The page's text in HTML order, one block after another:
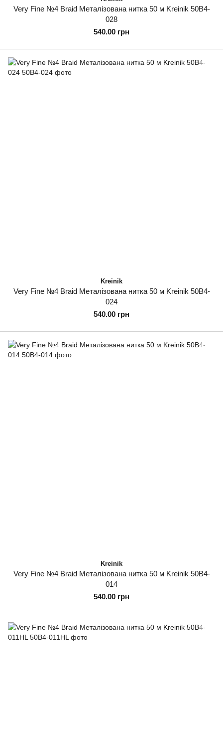
Very Fine №4 Braid Металізована нитка 50 м Kreinik 50B4-
028
540.00 грн
Kreinik
Very Fine №4 Braid Металізована нитка 50 м Kreinik 50B4-
024
540.00 грн
Kreinik
Very Fine №4 Braid Металізована нитка 50 м Kreinik 50B4-
014
540.00 грн